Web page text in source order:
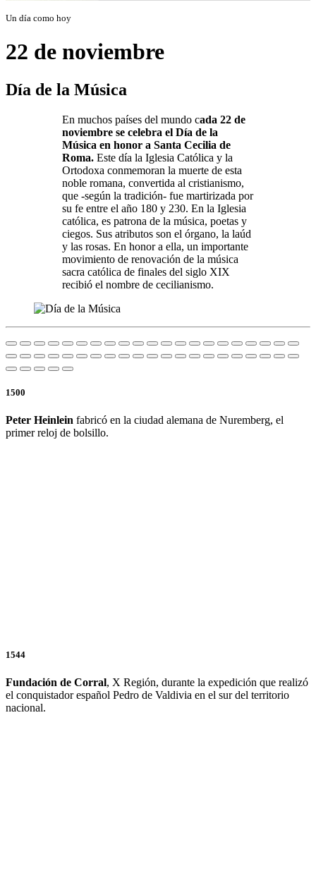
Un día como hoy
22 de noviembre
Día de la Música
En muchos países del mundo cada 22 de
noviembre se celebra el Día de la
Música en honor a Santa Cecilia de
Roma. Este día la Iglesia Católica y la
Ortodoxa conmemoran la muerte de esta
noble romana, convertida al cristianismo,
que -según la tradición- fue martirizada por
su fe entre el año 180 y 230. En la Iglesia
católica, es patrona de la música, poetas y
ciegos. Sus atributos son el órgano, la laúd
y las rosas. En honor a ella, un importante
movimiento de renovación de la música
sacra católica de finales del siglo XIX
recibió el nombre de cecilianismo.
1500
Peter Heinlein fabricó en la ciudad alemana de Nuremberg, el
primer reloj de bolsillo.
1544
Fundación de Corral, X Región, durante la expedición que realizó
el conquistador español Pedro de Valdivia en el sur del territorio
nacional.